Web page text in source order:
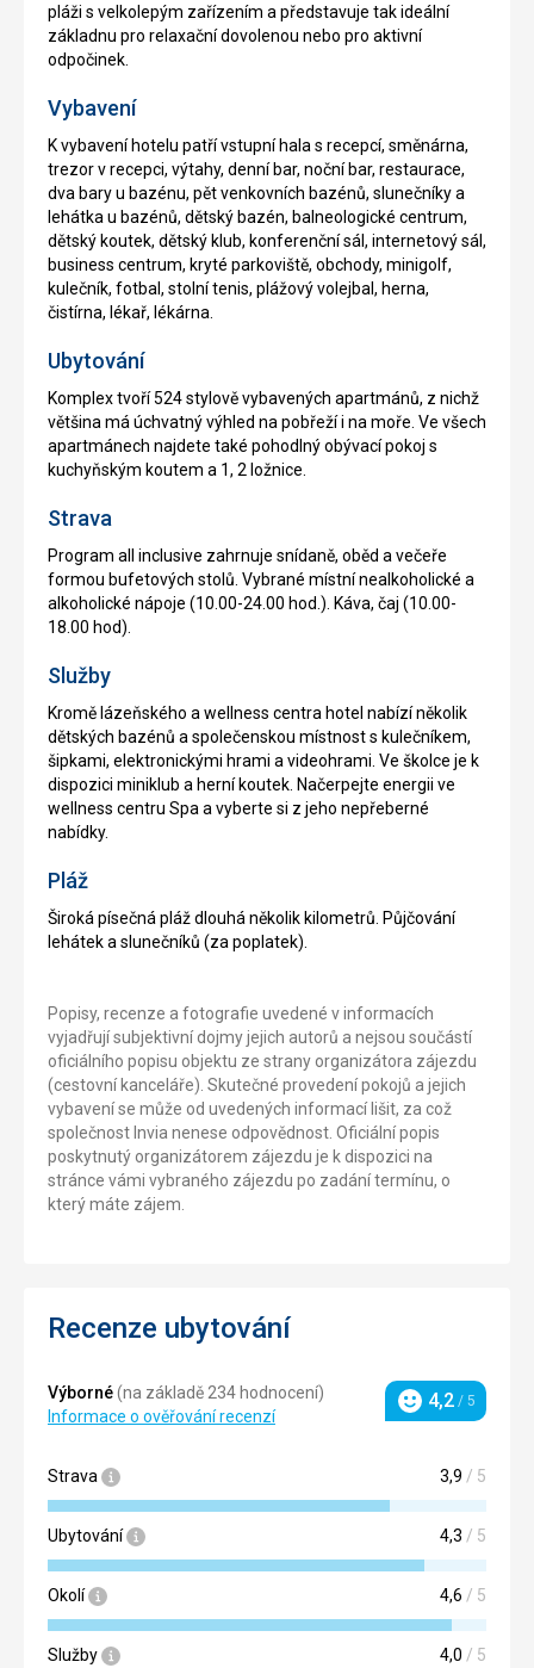
pláži s velkolepým zařízením a představuje tak ideální
základnu pro relaxační dovolenou nebo pro aktivní
odpočinek.
Vybavení
K vybavení hotelu patří vstupní hala s recepcí, směnárna,
trezor v recepci, výtahy, denní bar, noční bar, restaurace,
dva bary u bazénu, pět venkovních bazénů, slunečníky a
lehátka u bazénů, dětský bazén, balneologické centrum,
dětský koutek, dětský klub, konferenční sál, internetový sál,
business centrum, kryté parkoviště, obchody, minigolf,
kulečník, fotbal, stolní tenis, plážový volejbal, herna,
čistírna, lékař, lékárna.
Ubytování
Komplex tvoří 524 stylově vybavených apartmánů, z nichž
většina má úchvatný výhled na pobřeží i na moře. Ve všech
apartmánech najdete také pohodlný obývací pokoj s
kuchyňským koutem a 1, 2 ložnice.
Strava
Program all inclusive zahrnuje snídaně, oběd a večeře
formou bufetových stolů. Vybrané místní nealkoholické a
alkoholické nápoje (10.00-24.00 hod.). Káva, čaj (10.00-
18.00 hod).
Služby
Kromě lázeňského a wellness centra hotel nabízí několik
dětských bazénů a společenskou místnost s kulečníkem,
šipkami, elektronickými hrami a videohrami. Ve školce je k
dispozici miniklub a herní koutek. Načerpejte energii ve
wellness centru Spa a vyberte si z jeho nepřeberné
nabídky.
Pláž
Široká písečná pláž dlouhá několik kilometrů. Půjčování
lehátek a slunečníků (za poplatek).
Popisy, recenze a fotografie uvedené v informacích
vyjadřují subjektivní dojmy jejich autorů a nejsou součástí
oficiálního popisu objektu ze strany organizátora zájezdu
(cestovní kanceláře). Skutečné provedení pokojů a jejich
vybavení se může od uvedených informací lišit, za což
společnost Invia nenese odpovědnost. Oficiální popis
poskytnutý organizátorem zájezdu je k dispozici na
stránce vámi vybraného zájezdu po zadání termínu, o
který máte zájem.
Recenze ubytování
Výborné(na základě 234 hodnocení)
Informace o ověřování recenzí
Hodnocení
4,2 / 5
Strava 3,9 / 5
Ubytování 4,3 / 5
Okolí 4,6 / 5
Služby 4,0 / 5